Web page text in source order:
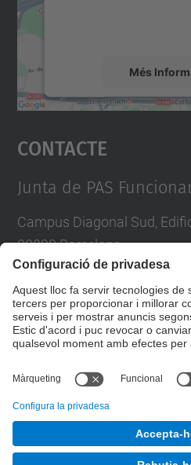
Més
powered by
Contacte
Junta de PAS
Campus Diagonal Sud,
08028 Barcelona
E-mail :junta.pasf@upc.edu
Formulari de contacte
Junta PAS Funcionari